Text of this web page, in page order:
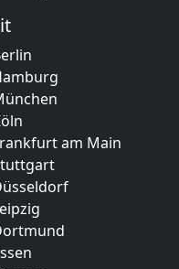
am Main